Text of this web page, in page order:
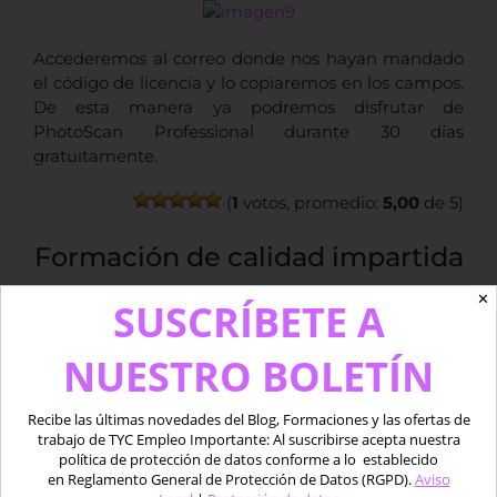
Accederemos al correo donde nos hayan mandado
el código de licencia y lo copiaremos en los campos.
De esta manera ya podremos disfrutar de
PhotoScan Professional durante 30 días
gratuitamente.
(1 votos, promedio: 5,00 de 5)
Formación de calidad impartida
por profesionales
PorLuis Fernando Antolín | enero 9th, 2019 | BLOG | Sin
comentarios
✕
SUSCRÍBETE A
NUESTRO BOLETÍN
Recibe las últimas novedades del Blog, Formaciones y las ofertas de
trabajo de TYC Empleo Importante: Al suscribirse acepta nuestra
política de protección de datos conforme a lo establecido
en Reglamento General de Protección de Datos (RGPD).Aviso